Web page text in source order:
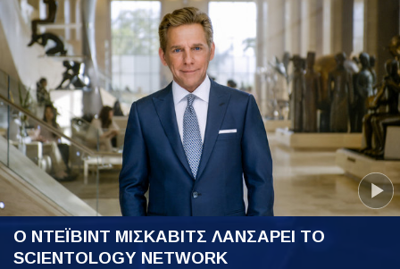
Ο ΝΤΕΪΒΙΝΤ ΜΙΣΚΑΒΙΤΣ ΛΑΝΣΑΡΕΙ ΤΟ
SCIENTOLOGY NETWORK